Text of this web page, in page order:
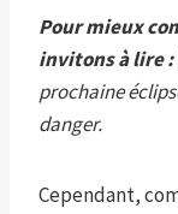
Pour mieux
invitons à lire :
prochaine
danger.
Cependant,